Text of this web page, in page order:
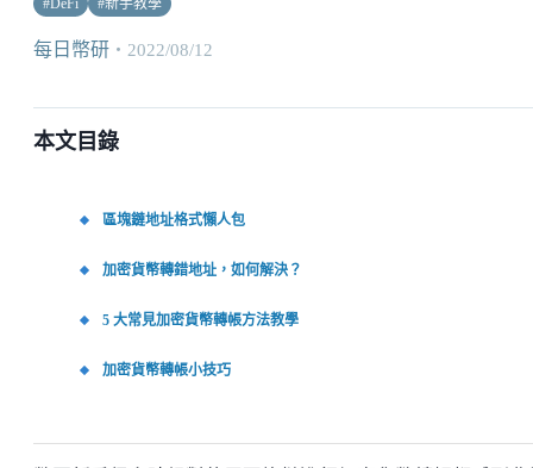
#DeFi #新手教學
每日幣研 ・ 2022/08/12
本文目錄
區塊鏈地址格式懶人包
加密貨幣轉錯地址，如何解決？
5 大常見加密貨幣轉帳方法教學
加密貨幣轉帳小技巧